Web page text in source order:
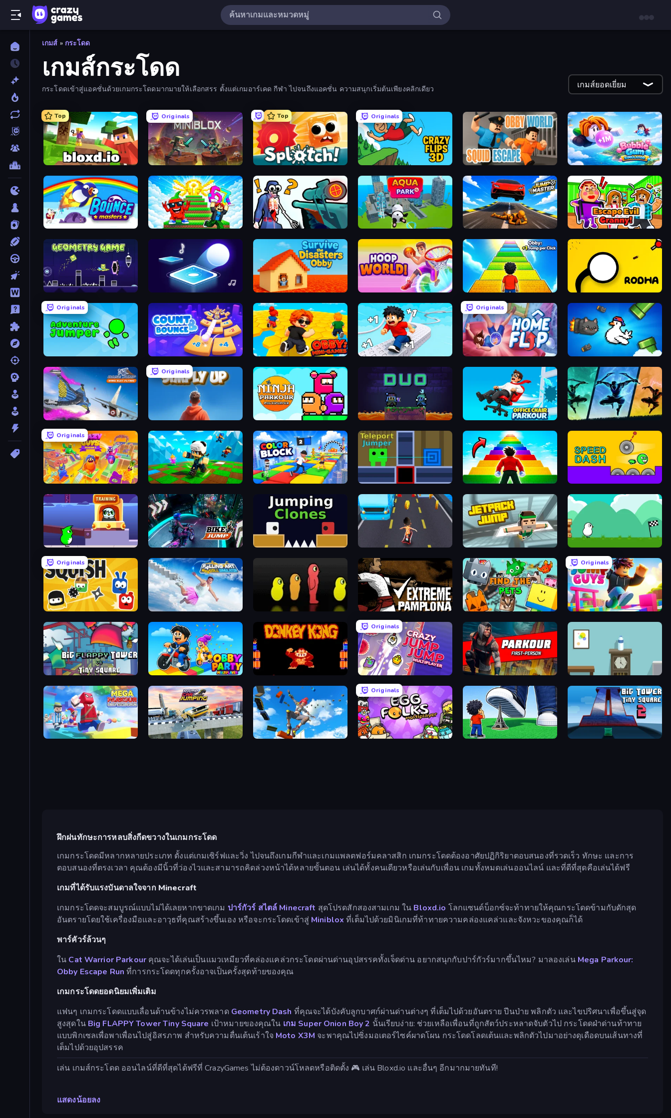
เกมส์ » กระโดด
เกมส์กระโดด
กระโดดเข้าสู่แอคชั่นด้วยเกมกระโดดมากมายให้เลือกสรร ตั้งแต่เกมอาร์เคด กีฬา ไปจนถึงแอคชั่น ความสนุกเริ่มต้นเพียงคลิกเดียว เกมส์ยอดเยี่ยม
Top
Bloxd.io
Originals
Miniblox
Top
Splotch!
Originals
Crazy Flips 3D Obby World: Squid Escape Bubble Gum Simulator
Bouncemasters Run and Jump for Brainrot Sniper Shot: Bullet Time Aquapark.io Jump Master: Car Racing Escape Evil Granny!
Geometry Game Tile Jumper 3D Survive the Disasters: Obby Hoop World 3D Obby: +1 Jump per Click Rodha
Originals
Adventure Jumper Count and Bounce Obby: Mini-Games Speed per Click: Obby
Originals
Home Flip Honk
Base Jump Wing Suit Flying
Originals
SimplyUp.io Ninja Parkour Multiplayer Duo Office Chair Parkour Shadow Ninja Revenge
Originals
Crazy Guys Robby: Many Games Color Block Teleport Jumper Obby Highest Jump Ever
Duck Life: Space Bike Jump Jumping Clones Bus and Subway Runner Jetpack Jump
Originals
Squish Falling Art Ragdoll Simulator Duck Life 3 Extreme Pamplona Find The Pets
Originals
Jump Guys
Big FLAPPY Tower Tiny Square Obby Party Multiplayer
Originals
Crazy Jump Jump Multiplayer Parkour First-Person Flip Bottle
Mega Parkour: Obby Escape Run Ramp Car Jumping Only Up 3D Parkour: Go Ascend
Originals
Egg Folks Multiplayer Obby: Click and Grow Big Tower Tiny Square 2
ฝึกฝนทักษะการหลบสิ่งกีดขวางในเกมกระโดด
เกมกระโดดมีหลากหลายประเภท ตั้งแต่เกมเซิร์ฟและวิ่ง ไปจนถึงเกมกีฬาและเกมแพลตฟอร์มคลาสสิก เกมกระโดดต้องอาศัยปฏิกิริยาตอบสนองที่รวดเร็ว ทักษะ และการ
ตอบสนองที่ตรงเวลา คุณต้องมีนิ้วที่ว่องไวและสามารถคิดล่วงหน้าได้หลายขั้นตอน เล่นได้ทั้งคนเดียวหรือเล่นกับเพื่อน เกมทั้งหมดเล่นออนไลน์ และที่ดีที่สุดคือเล่นได้ฟรี
เกมที่ได้รับแรงบันดาลใจจาก Minecraft
เกมกระโดดจะสมบูรณ์แบบไม่ได้เลยหากขาดเกม ปาร์กัวร์ สไตล์ Minecraft สุดโปรดสักสองสามเกม ใน Bloxd.io โลกแซนด์บ็อกซ์จะท้าทายให้คุณกระโดดข้ามกับดักสุด
อันตรายโดยใช้เครื่องมือและอาวุธที่คุณสร้างขึ้นเอง หรือจะกระโดดเข้าสู่ Miniblox ที่เต็มไปด้วยมินิเกมที่ท้าทายความคล่องแคล่วและจังหวะของคุณก็ได้
พาร์คัวร์ล้วนๆ
ใน Cat Warrior Parkourคุณจะได้เล่นเป็นแมวเหมียวที่คล่องแคล่วกระโดดผ่านด่านอุปสรรคทั้งเจ็ดด่าน อยากสนุกกับปาร์กัวร์มากขึ้นไหม? มาลองเล่น Mega Parkour:
Obby Escape Run ที่การกระโดดทุกครั้งอาจเป็นครั้งสุดท้ายของคุณ
เกมกระโดดยอดนิยมเพิ่มเติม
แฟนๆ เกมกระโดดแบบเลื่อนด้านข้างไม่ควรพลาด Geometry Dash ที่คุณจะได้บังคับลูกบาศก์ผ่านด่านต่างๆ ที่เต็มไปด้วยอันตราย ปีนป่าย พลิกตัว และไขปริศนาเพื่อขึ้นสู่จุด
สูงสุดใน Big FLAPPY Tower Tiny Square เป้าหมายของคุณใน เกม Super Onion Boy 2 นั้นเรียบง่าย: ช่วยเหลือเพื่อนที่ถูกสัตว์ประหลาดจับตัวไป กระโดดฝ่าด่านท้าทาย
แบบพิกเซลเพื่อพาเพื่อนไปสู่อิสรภาพ สำหรับความตื่นเต้นเร้าใจ Moto X3M จะพาคุณไปซิ่งมอเตอร์ไซค์ผาดโผน กระโดดโลดเต้นและพลิกตัวไปมาอย่างดุเดือดบนเส้นทางที่
เต็มไปด้วยอุปสรรค
เล่น เกมส์กระโดด ออนไลน์ที่ดีที่สุดได้ฟรีที่ CrazyGames ไม่ต้องดาวน์โหลดหรือติดตั้ง 🎮 เล่น Bloxd.io และอื่นๆ อีกมากมายทันที!
แสดงน้อยลง